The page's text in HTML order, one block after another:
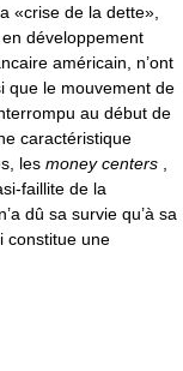
«crise de la dette»,
en développement
américain, n’ont
que le mouvement de
au début de
caractéristique
les money centers
faillite de la
dû sa survie qu’à sa
constitue une